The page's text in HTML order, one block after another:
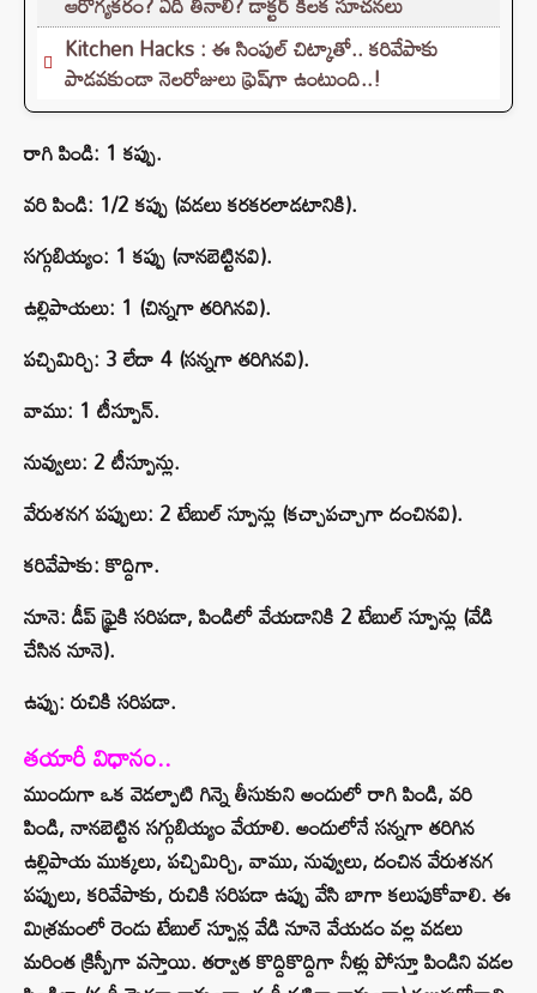
Kitchen Hacks : ఈ సింపుల్ చిట్కాతో.. కరివేపాకు
పాడవకుండా నెలరోజులు ఫ్రెష్‌గా ఉంటుంది..!
రాగి పిండి: 1 కప్పు.
వరి పిండి: 1/2 కప్పు (వడలు కరకరలాడటానికి).
సగ్గుబియ్యం: 1 కప్పు (నానబెట్టినవి).
ఉల్లిపాయలు: 1 (చిన్నగా తరిగినవి).
పచ్చిమిర్చి: 3 లేదా 4 (సన్నగా తరిగినవి).
వాము: 1 టీస్పూన్.
నువ్వులు: 2 టీస్పూన్లు.
వేరుశనగ పప్పులు: 2 టేబుల్ స్పూన్లు (కచ్చాపచ్చాగా దంచినవి).
కరివేపాకు: కొద్దిగా.
నూనె: డీప్ ఫ్రైకి సరిపడా, పిండిలో వేయడానికి 2 టేబుల్ స్పూన్లు (వేడి
చేసిన నూనె).
ఉప్పు: రుచికి సరిపడా.
తయారీ విధానం..
ముందుగా ఒక వెడల్పాటి గిన్నె తీసుకుని అందులో రాగి పిండి, వరి
పిండి, నానబెట్టిన సగ్గుబియ్యం వేయాలి. అందులోనే సన్నగా తరిగిన
ఉల్లిపాయ ముక్కలు, పచ్చిమిర్చి, వాము, నువ్వులు, దంచిన వేరుశనగ
పప్పులు, కరివేపాకు, రుచికి సరిపడా ఉప్పు వేసి బాగా కలుపుకోవాలి. ఈ
మిశ్రమంలో రెండు టేబుల్ స్పూన్ల వేడి నూనె వేయడం వల్ల వడలు
మరింత క్రిస్పీగా వస్తాయి. తర్వాత కొద్దికొద్దిగా నీళ్లు పోస్తూ పిండిని వడల